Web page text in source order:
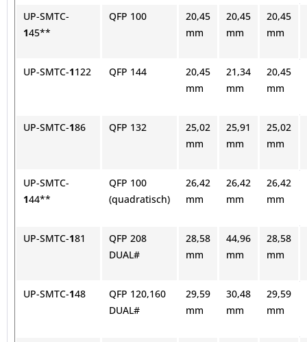
UP-SMTC-
145**
QFP 100
20,45
mm
20,45
mm
20,45
mm
UP-SMTC-1122 QFP 144
20,45
mm
21,34
mm
20,45
mm
UP-SMTC-186 QFP 132
25,02
mm
25,91
mm
25,02
mm
UP-SMTC-
144**
QFP 100
(quadratisch)
26,42
mm
26,42
mm
26,42
mm
UP-SMTC-181
QFP 208
DUAL#
28,58
mm
44,96
mm
28,58
mm
UP-SMTC-148
QFP 120,160
DUAL#
29,59
mm
30,48
mm
29,59
mm